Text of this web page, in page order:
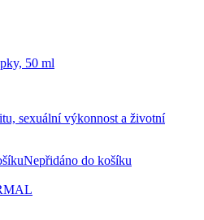
50 ml
sexuální výkonnost a životní
Nepřidáno do košíku